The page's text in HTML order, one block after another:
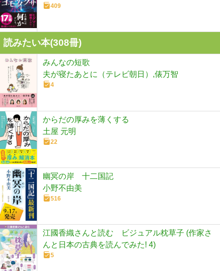
409
読みたい本(308冊)
みんなの短歌
夫が寝たあとに（テレビ朝日）,俵万智
4
からだの厚みを薄くする
土屋 元明
22
幽冥の岸 十二国記
小野不由美
516
江國香織さんと読む ビジュアル枕草子 (作家さ
んと日本の古典を読んでみた! 4)
5